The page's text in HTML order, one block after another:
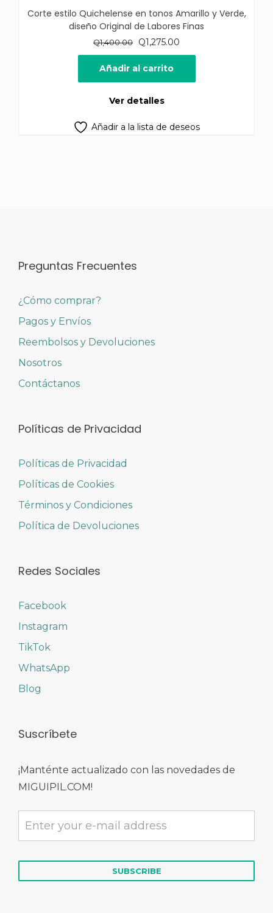
Corte estilo Quichelense en tonos Amarillo y Verde,
diseño Original de Labores Finas
Q1,400.00
El
precio
original
era:
Q1,275.00
precio
es:
Añadir al carrito
Ver detalles
Añadir a la lista de deseos
Preguntas Frecuentes
¿Cómo comprar?
Pagos y Envíos
Reembolsos y Devoluciones
Nosotros
Contáctanos
Políticas de Privacidad
Políticas de Privacidad
Políticas de Cookies
Términos y Condiciones
Política de Devoluciones
Redes Sociales
Facebook
Instagram
TikTok
WhatsApp
Blog
Suscríbete
¡Manténte actualizado con las novedades de
MIGUIPIL.COM!